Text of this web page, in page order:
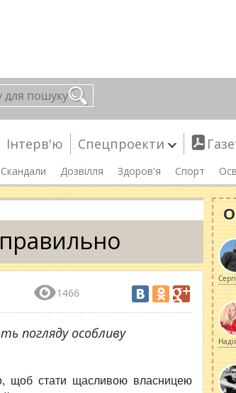
Інтерв'ю Спецпроекти
Скандали Дозвілля Здоров'я Спорт
1466
погляду особливу
щоб стати щасливою власницею